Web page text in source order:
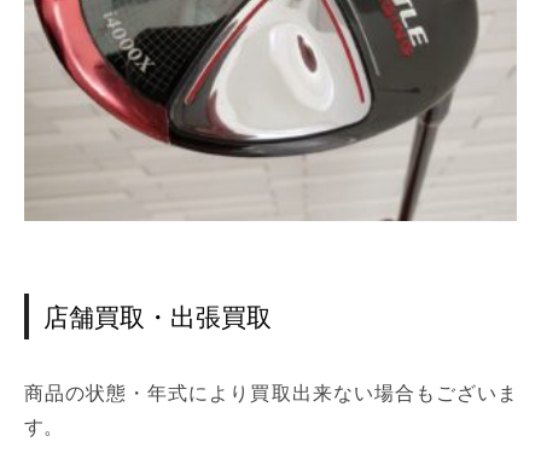
店舗買取・出張買取
商品の状態・年式により買取出来ない場合もございま
す。